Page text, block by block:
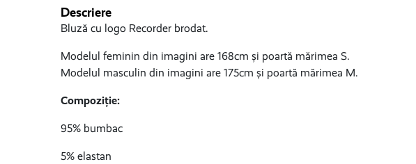
Descriere
Bluză cu logo Recorder brodat.
Modelul feminin din imagini are 168cm și poartă mărimea S.
Modelul masculin din imagini are 175cm și poartă mărimea M.
Compoziție:
95% bumbac
5% elastan